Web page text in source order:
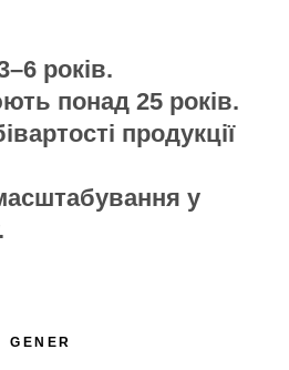
років.
понад 25 років.
продукції
у
GENER